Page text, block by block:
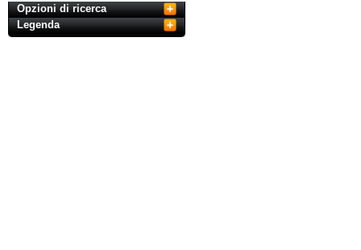
Opzioni di ricerca
Legenda